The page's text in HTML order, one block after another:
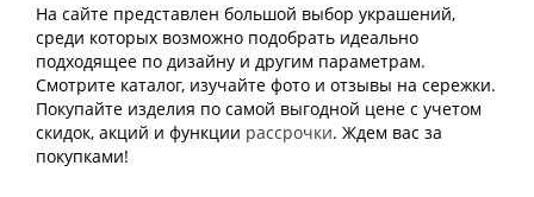
На сайте представлен большой выбор украшений,
среди которых возможно подобрать идеально
подходящее по дизайну и другим параметрам.
Смотрите каталог, изучайте фото и отзывы на сережки.
Покупайте изделия по самой выгодной цене с учетом
скидок, акций и функции рассрочки. Ждем вас за
покупками!